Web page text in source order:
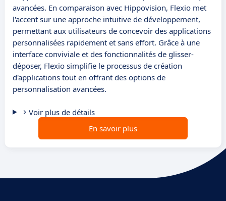
avancées. En comparaison avec Hippovision, Flexio met
l'accent sur une approche intuitive de développement,
permettant aux utilisateurs de concevoir des applications
personnalisées rapidement et sans effort. Grâce à une
interface conviviale et des fonctionnalités de glisser-
déposer, Flexio simplifie le processus de création
d'applications tout en offrant des options de
personnalisation avancées.
Voir plus de détails
En savoir plus